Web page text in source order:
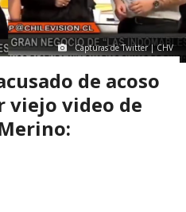
Capturas de Twitter | CHV
de acoso
viejo video de